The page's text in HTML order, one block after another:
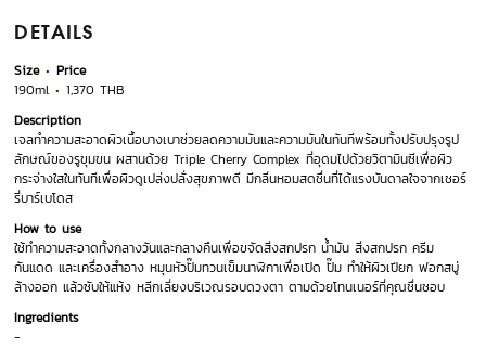
DETAILS
Size
Price
190ml
1,370 THB
Description
เจลทำความสะอาดผิวเนื้อบางเบาช่วยลดความมันและความมันในทันทีพร้อมทั้งปรับปรุงรูป
ลักษณ์ของรูขุมขน ผสานด้วย Triple Cherry Complex ที่อุดมไปด้วยวิตามินซีเพื่อผิว
กระจ่างใสในทันทีเพื่อผิวดูเปล่งปลั่งสุขภาพดี มีกลิ่นหอมสดชื่นที่ได้แรงบันดาลใจจากเชอร์
รี่บาร์เบโดส
How to use
ใช้ทำความสะอาดทั้งกลางวันและกลางคืนเพื่อขจัดสิ่งสกปรก น้ำมัน สิ่งสกปรก ครีม
กันแดด และเครื่องสำอาง หมุนหัวปั๊มทวนเข็มนาฬิกาเพื่อเปิด ปั๊ม ทำให้ผิวเปียก ฟอกสบู่
ล้างออก แล้วซับให้แห้ง หลีกเลี่ยงบริเวณรอบดวงตา ตามด้วยโทนเนอร์ที่คุณชื่นชอบ
Ingredients
-